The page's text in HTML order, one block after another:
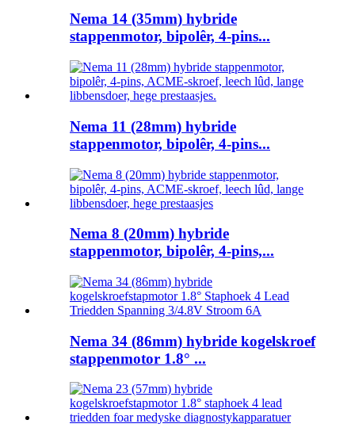
Nema 14 (35mm) hybride
stappenmotor, bipolêr, 4-pins...
Nema 11 (28mm) hybride
stappenmotor, bipolêr, 4-pins...
Nema 8 (20mm) hybride
stappenmotor, bipolêr, 4-pins,...
Nema 34 (86mm) hybride kogelskroef
stappenmotor 1.8° ...